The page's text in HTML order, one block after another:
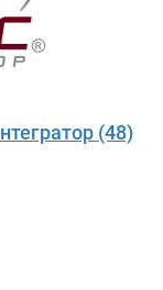
(48)